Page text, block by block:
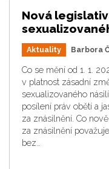
Nová
Aktuality Barbora
Co se mění od 1. 1.
v platnost zásadní
sexualizovaného
posílení práv obětí a
za znásilnění. Co
za znásilnění
bez…